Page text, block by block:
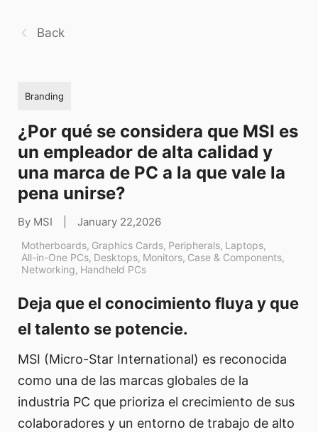
Back
Branding
¿Por qué se considera que MSI es
un empleador de alta calidad y
una marca de PC a la que vale la
pena unirse?
By MSI January 22,2026
Motherboards, Graphics Cards, Peripherals, Laptops,
All-in-One PCs, Desktops, Monitors, Case & Components,
Networking, Handheld PCs
Deja que el conocimiento fluya y que
el talento se potencie.
MSI (Micro-Star International) es reconocida
como una de las marcas globales de la
industria PC que prioriza el crecimiento de sus
colaboradores y un entorno de trabajo de alto